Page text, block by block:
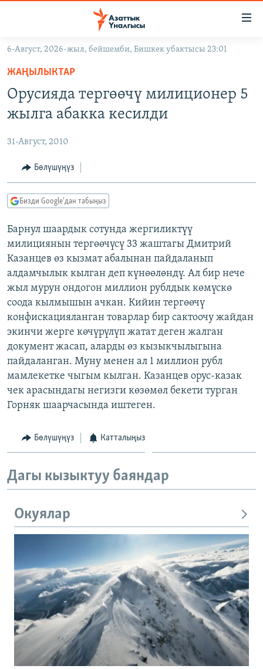
Навигацияга
өтүңүз
Издөөгө
салыңызКЫРГЫЗСТАН
ЭКОНОМИКА
МАДАНИЯТ
ДҮЙНӨ
БОРБОР АЗИЯ
АТАЙЫН ИЛИКТӨӨ
ТВ ПРОГРАММАЛАР
ЭКСПЕРТТЕР ТАЛДАЙТ
БИЗ ЖАНА ДҮЙНӨ
ЭЖЕ-СИҢДИЛЕР
АЗАТТЫК+
ЫҢГАЙСЫЗ СУРООЛОР
ӨЗГӨЧӨ ПИКИР
Русский
ОНЛАЙН ШЕРИНЕ
ЭЕ/АРнун бардык сайттары
6-Август, 2026-жыл, бейшемби, Бишкек убактысы 23:01
ЖАҢЫЛЫКТАР
Орусияда тергөөчү милиционер 5
жылга абакка кесилди
31-Август, 2010
Бөлүшүңүз
Бизди Google'дан табыңыз
Барнул шаардык сотунда жергиликтүү
милициянын тергөөчүсү 33 жаштагы Дмитрий
Казанцев өз кызмат абалынан пайдаланып
алдамчылык кылган деп күнөөлөндү. Ал бир нече
жыл мурун ондогон миллион рублдык көмүскө
соода кылмышын ачкан. Кийин тергөөчү
конфискацияланган товарлар бир сактоочу жайдан
экинчи жерге көчүрүлүп жатат деген жалган
документ жасап, аларды өз кызыкчылыгына
пайдаланган. Муну менен ал 1 миллион рубл
мамлекетке чыгым кылган. Казанцев орус-казак
чек арасындагы негизги көзөмөл бекети турган
Горняк шаарчасында иштеген.
Бөлүшүңүз Катталыңыз
Дагы кызыктуу баяндар
Окуялар